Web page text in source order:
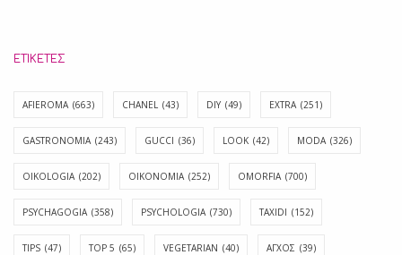
ΕΤΙΚΈΤΕΣ
AFIEROMA (663) CHANEL (43) DIY (49) EXTRA (251)
GASTRONOMIA (243) GUCCI (36) LOOK (42) MODA (326)
OIKOLOGIA (202) OIKONOMIA (252) OMORFIA (700)
PSYCHAGOGIA (358) PSYCHOLOGIA (730) TAXIDI (152)
TIPS (47) TOP 5 (65) VEGETARIAN (40) ΑΓΧΟΣ (39)